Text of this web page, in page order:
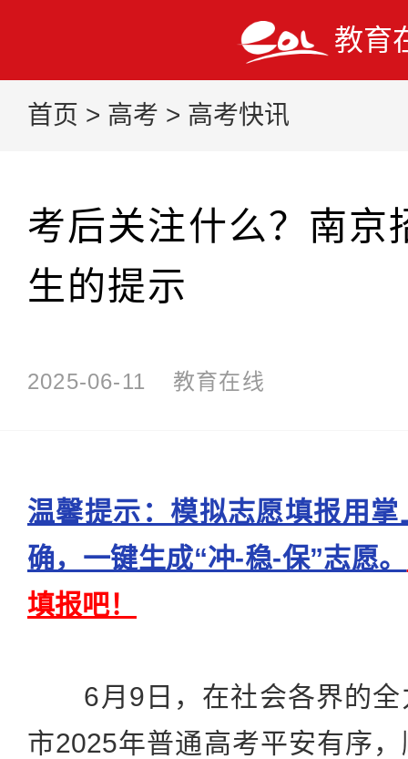
教育
首页 > 高考 > 高考快讯
考后关注什么？南京
生的提示
2025-06-11 教育在线
温馨提示：模拟志愿填报用
确，一键生成“冲-稳-保”志愿。
填报吧！
6月9日，在社会各界的全
市2025年普通高考平安有序